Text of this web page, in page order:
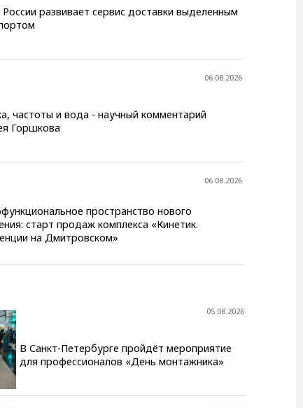
России развивает сервис доставки выделенным
06.08.2026
частоты и вода - научный комментарий
Горшкова
06.08.2026
пространство нового
старт продаж комплекса «Кинетик.
на Дмитровском»
05.08.2026
В Санкт-Петербурге пройдёт мероприятие
для профессионалов «День монтажника»